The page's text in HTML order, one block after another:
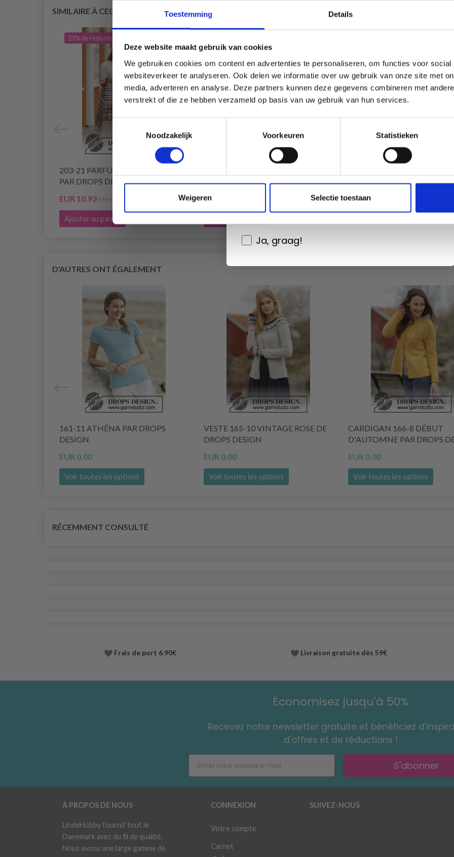
Toestemming Details
Deze website maakt gebruik van cookies
We gebruiken cookies om content en advertenties te personaliseren, om functies voor social
websiteverkeer te analyseren. Ook delen we informatie over uw gebruik van onze site met
media, adverteren en analyse. Deze partners kunnen deze gegevens combineren met
verstrekt of die ze hebben verzameld op basis van uw gebruik van hun services.
Toestemmingsselectie
Noodzakelijk
Voorkeuren Statistieken
Weigeren Selectie toestaan
SIMILAIRE À CECI
21% de réduction
203-21 PARFUM D'AUTOMNE
PAR DROPS DESIGN
EUR 10.93EUR 13.85
Ajouter au panier
DROPS DESIGN
EUR 18.80
PAR DROPS DESIGN
EUR 48.01
D'AUTRES ONT ÉGALEMENT
161-11 ATHÉNA PAR DROPS
DESIGN
EUR 0.00
Voir toutes les options
VESTE 165-10 VINTAGE ROSE DE
DROPS DESIGN
EUR 0.00
Voir toutes les options
CARDIGAN 166-8 DÉBUT
D'AUTOMNE PAR DROPS
EUR 0.00
Voir toutes les options
RÉCEMMENT CONSULTÉ
Frais de port 6.90€ Livraison gratuite dès 59€
Économisez jusqu'à 50%
Recevez notre newsletter gratuite et bénéficiez
d'offres et de réductions !
S'abonner
À PROPOS DE NOUS
LindeHobby fournit tout le
Danemark avec du fil de qualité.
Nous avons une large gamme de
CONNEXION
Votre compte
Carnet
SUIVEZ-NOUS
Économisez jusqu'à 50 %
offres limitées en vous inscrivant à notre
newsletter gratuite !
Oui, inscrivez-moi !
Wil je liever nieuws ontvangen over onze
Ja, graag!